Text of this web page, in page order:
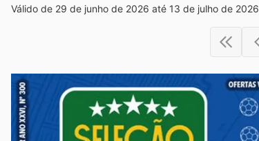
Válido de 29 de junho de 2026 até 13 de julho de 2026